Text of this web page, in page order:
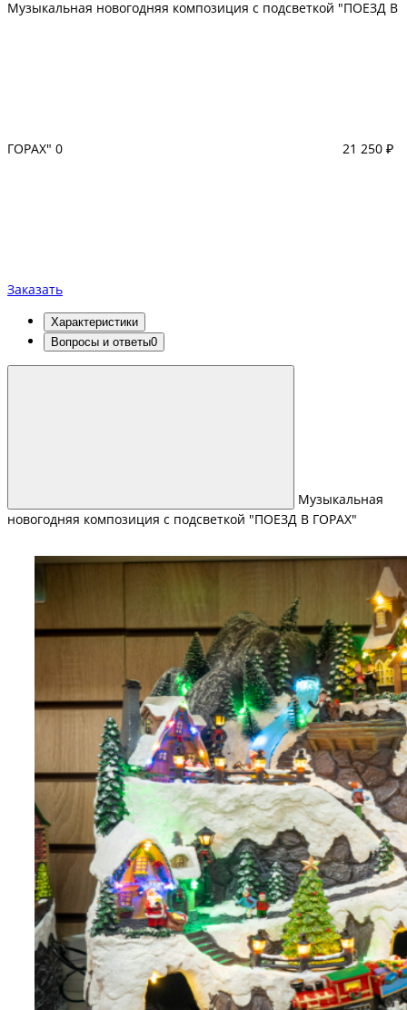
Музыкальная новогодняя композиция с подсветкой "ПОЕЗД В
ГОРАХ" 0 21 250 ₽
Заказать
Характеристики
Вопросы и ответы0
Музыкальная
новогодняя композиция с подсветкой "ПОЕЗД В ГОРАХ"